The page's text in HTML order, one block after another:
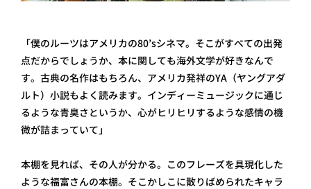
「僕のルーツはアメリカの80’sシネマ。そこがすべての出発
点だからでしょうか、本に関しても海外文学が好きなんで
す。古典の名作はもちろん、アメリカ発祥のYA（ヤングアダ
ルト）小説もよく読みます。インディーミュージックに通じ
るような青臭さというか、心がヒリヒリするような感情の機
微が詰まっていて」
本棚を見れば、その人が分かる。このフレーズを具現化した
ような福富さんの本棚。そこかしこに散りばめられたキャラ